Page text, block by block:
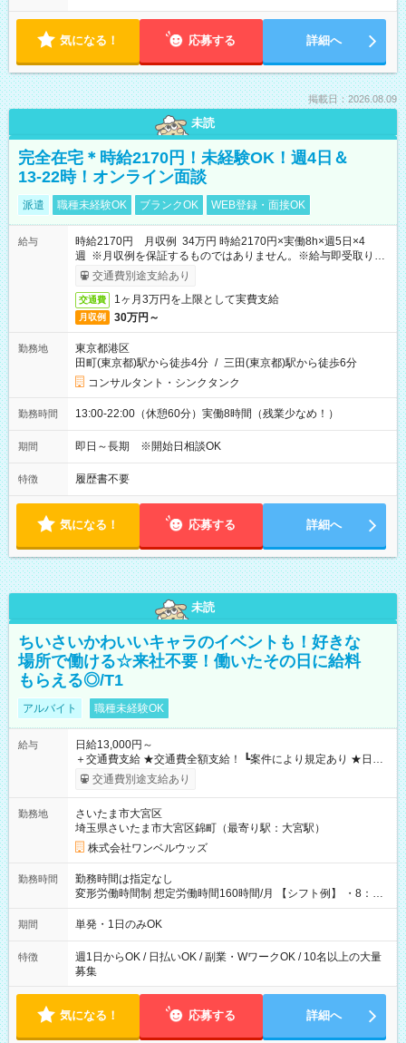
気になる！ 応募する 詳細へ
掲載日：2026.08.09
未読
完全在宅＊時給2170円！未経験OK！週4日＆
13-22時！オンライン面談
派遣 職種未経験OK ブランクOK WEB登録・面接OK
給与
時給2170円 月収例 34万円 時給2170円×実働8h×週5日×4
週 ※月収例を保証するものではありません。※給与即受取りサ
ービス利用可（利用条件有）
交通費別途支給あり
交通費 1ヶ月3万円を上限として実費支給
月収例 30万円～
勤務地
東京都港区
田町(東京都)駅から徒歩4分 / 三田(東京都)駅から徒歩6分
コンサルタント・シンクタンク
勤務時間 13:00-22:00（休憩60分）実働8時間（残業少なめ！）
期間 即日～長期 ※開始日相談OK
特徴 履歴書不要
気になる！ 応募する 詳細へ
未読
ちいさいかわいいキャラのイベントも！好きな
場所で働ける☆来社不要！働いたその日に給料
もらえる◎/T1
アルバイト 職種未経験OK
給与
日給13,000円～
＋交通費支給 ★交通費全額支給！ ┗案件により規定あり ★日払
いOK！（規定あり） ┗働いたその日に現金GET♪ お仕事後はコ
ンビニATMから 日払い分を引き落とせます！ 【試用期間】試
交通費別途支給あり
勤務地
さいたま市大宮区
埼玉県さいたま市大宮区錦町（最寄り駅：大宮駅）
株式会社ワンベルウッズ
勤務時間
勤務時間は指定なし
変形労働時間制 想定労働時間160時間/月 【シフト例】 ・8：00
～21：00
期間 単発・1日のみOK
特徴
週1日からOK / 日払いOK / 副業・WワークOK / 10名以上の大量
募集
気になる！ 応募する 詳細へ